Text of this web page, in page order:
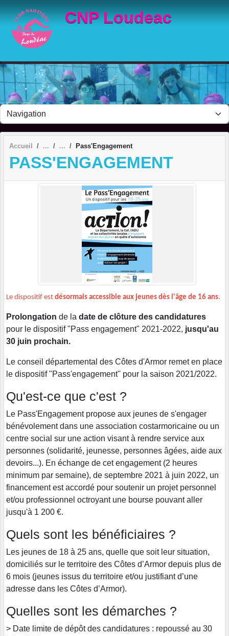
CNP Loudeac
Accueil Pass'Engagement
PASS'ENGAGEMENT
Le dispositif est désormais accessible aux jeunes dès l'âge de 16 ans.
Prolongation de la date de clôture des candidatures
pour le dispositif "Pass engagement" 2021-2022, jusqu'au
30 juin prochain.
Le conseil départemental des Côtes d'Armor remet en place
le dispositif "Pass'engagement'' pour la saison 2021/2022.
Qu'est-ce que c'est ?
Le Pass'Engagement propose aux jeunes de s'engager
bénévolement dans une association costarmoricaine ou un
centre social sur une action visant à rendre service aux
personnes (solidarité, jeunesse, personnes âgées, aide aux
devoirs...). En échange de cet engagement (2 heures
minimum par semaine), de septembre 2021 à juin 2022, un
financement est accordé pour soutenir un projet personnel
et/ou professionnel octroyant une bourse pouvant aller
jusqu'à 1 200 €.
Quels sont les bénéficiaires ?
Les jeunes de 18 à 25 ans, quelle que soit leur situation,
domiciliés sur le territoire des Côtes d’Armor depuis plus de
6 mois (jeunes issus du territoire et/ou justifiant d’une
adresse dans les Côtes d’Armor).
Quelles sont les démarches ?
> Date limite de dépôt des candidatures : repoussé au 30